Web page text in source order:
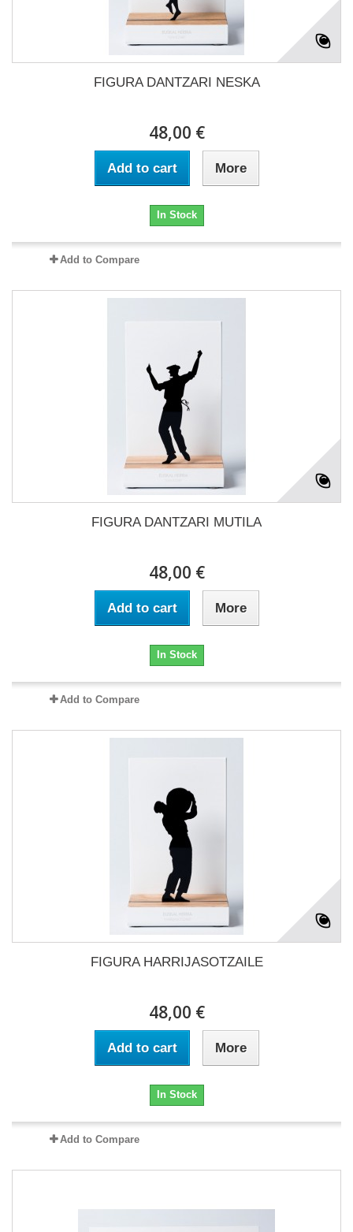
FIGURA DANTZARI NESKA
48,00 €
Add to cart More
In Stock
Add to Compare
FIGURA DANTZARI MUTILA
48,00 €
Add to cart More
In Stock
Add to Compare
FIGURA HARRIJASOTZAILE
48,00 €
Add to cart More
In Stock
Add to Compare